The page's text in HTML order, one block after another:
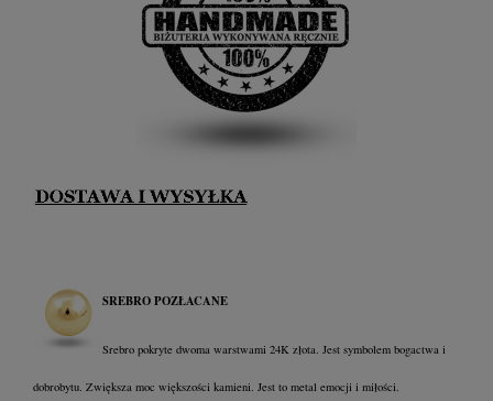
SREBRO POZŁACANE
Srebro pokryte dwoma warstwami 24K złota. Jest symbolem bogactwa i
dobrobytu. Zwiększa moc większości kamieni. Jest to metal emocji i miłości.